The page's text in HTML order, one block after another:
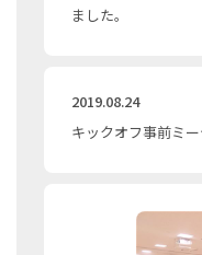
ました。
2019.08.24
キックオフ事前ミー